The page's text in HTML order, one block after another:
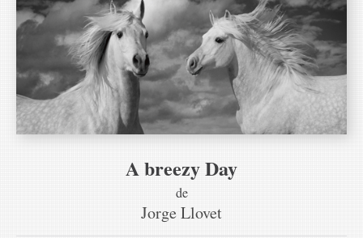
A breezy Day
de
Jorge Llovet